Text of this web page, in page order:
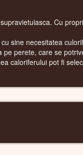
Cu
sine necesitatea
perete, care se
caloriferului pot fi